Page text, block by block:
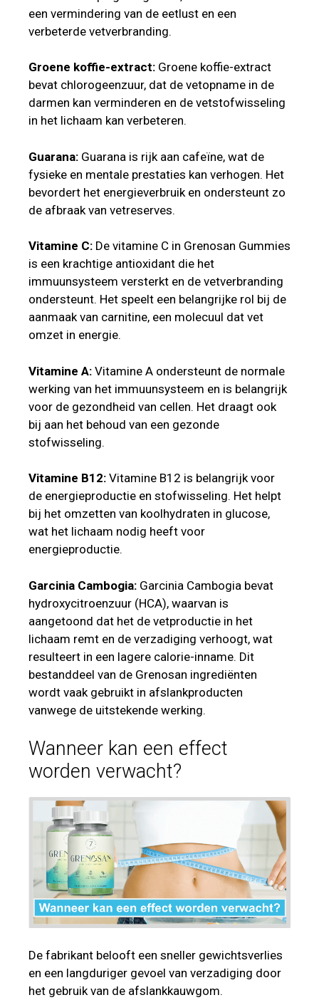
een vermindering van de eetlust en een
verbeterde vetverbranding.
Groene koffie-extract: Groene koffie-extract
bevat chlorogeenzuur, dat de vetopname in de
darmen kan verminderen en de vetstofwisseling
in het lichaam kan verbeteren.
Guarana: Guarana is rijk aan cafeïne, wat de
fysieke en mentale prestaties kan verhogen. Het
bevordert het energieverbruik en ondersteunt zo
de afbraak van vetreserves.
Vitamine C: De vitamine C in Grenosan Gummies
is een krachtige antioxidant die het
immuunsysteem versterkt en de vetverbranding
ondersteunt. Het speelt een belangrijke rol bij de
aanmaak van carnitine, een molecuul dat vet
omzet in energie.
Vitamine A: Vitamine A ondersteunt de normale
werking van het immuunsysteem en is belangrijk
voor de gezondheid van cellen. Het draagt ook
bij aan het behoud van een gezonde
stofwisseling.
Vitamine B12: Vitamine B12 is belangrijk voor
de energieproductie en stofwisseling. Het helpt
bij het omzetten van koolhydraten in glucose,
wat het lichaam nodig heeft voor
energieproductie.
Garcinia Cambogia: Garcinia Cambogia bevat
hydroxycitroenzuur (HCA), waarvan is
aangetoond dat het de vetproductie in het
lichaam remt en de verzadiging verhoogt, wat
resulteert in een lagere calorie-inname. Dit
bestanddeel van de Grenosan ingrediënten
wordt vaak gebruikt in afslankproducten
vanwege de uitstekende werking.
Wanneer kan een effect
worden verwacht?
De fabrikant belooft een sneller gewichtsverlies
en een langduriger gevoel van verzadiging door
het gebruik van de afslankkauwgom.